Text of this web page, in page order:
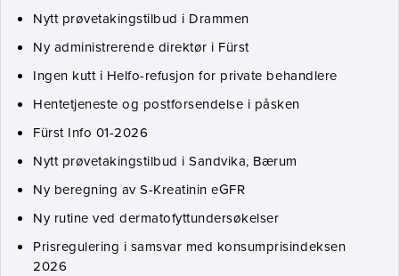
Nytt prøvetakingstilbud i Drammen
Ny administrerende direktør i Fürst
Ingen kutt i Helfo-refusjon for private behandlere
Hentetjeneste og postforsendelse i påsken
Fürst Info 01-2026
Nytt prøvetakingstilbud i Sandvika, Bærum
Ny beregning av S-Kreatinin eGFR
Ny rutine ved dermatofyttundersøkelser
Prisregulering i samsvar med konsumprisindeksen
2026